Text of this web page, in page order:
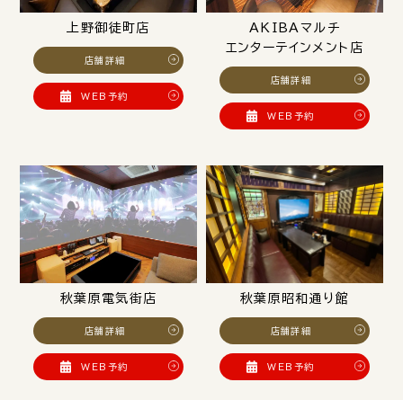
上野御徒町店
店舗詳細
WEB予約
AKIBAマルチ
エンターテインメント店
店舗詳細
WEB予約
秋葉原電気街店
店舗詳細
WEB予約
秋葉原昭和通り館
店舗詳細
WEB予約